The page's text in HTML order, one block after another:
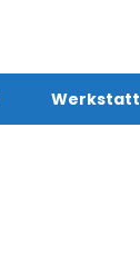
Werkstatt